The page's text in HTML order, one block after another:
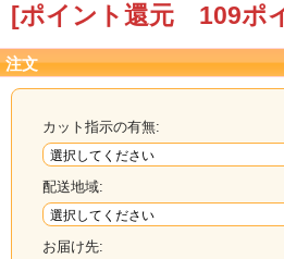
[ポイント還元 109ポ
注文
カット指示の有無:
配送地域:
お届け先: